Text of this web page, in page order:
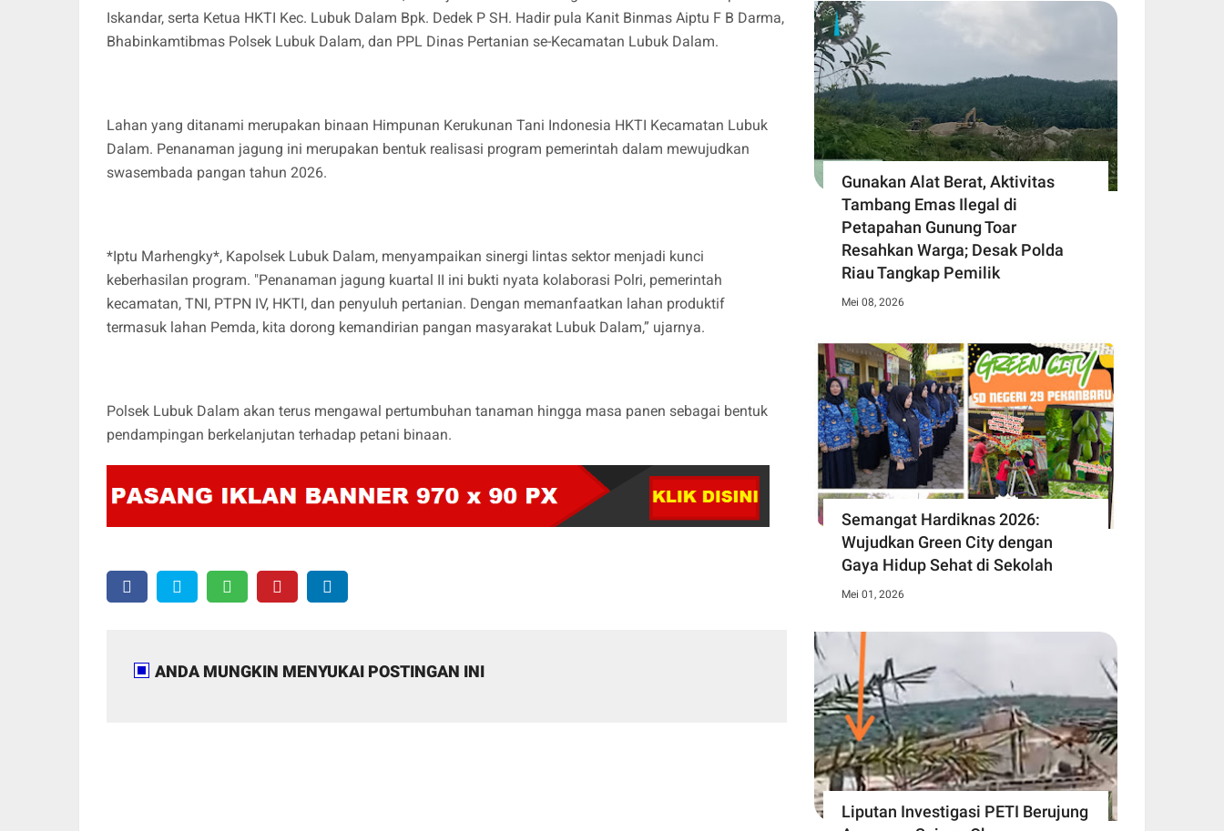
Iskandar, serta Ketua HKTI Kec. Lubuk Dalam Bpk. Dedek P SH. Hadir pula Kanit Binmas Aiptu F B Darma,
Bhabinkamtibmas Polsek Lubuk Dalam, dan PPL Dinas Pertanian se-Kecamatan Lubuk Dalam.
Lahan yang ditanami merupakan binaan Himpunan Kerukunan Tani Indonesia HKTI Kecamatan Lubuk
Dalam. Penanaman jagung ini merupakan bentuk realisasi program pemerintah dalam mewujudkan
swasembada pangan tahun 2026.
*Iptu Marhengky*, Kapolsek Lubuk Dalam, menyampaikan sinergi lintas sektor menjadi kunci
keberhasilan program. "Penanaman jagung kuartal II ini bukti nyata kolaborasi Polri, pemerintah
kecamatan, TNI, PTPN IV, HKTI, dan penyuluh pertanian. Dengan memanfaatkan lahan produktif
termasuk lahan Pemda, kita dorong kemandirian pangan masyarakat Lubuk Dalam,” ujarnya.
Polsek Lubuk Dalam akan terus mengawal pertumbuhan tanaman hingga masa panen sebagai bentuk
pendampingan berkelanjutan terhadap petani binaan.
ANDA MUNGKIN MENYUKAI POSTINGAN INI
Gunakan Alat Berat, Aktivitas
Tambang Emas Ilegal di
Petapahan Gunung Toar
Resahkan Warga; Desak Polda
Riau Tangkap Pemilik
Mei 08, 2026
Semangat Hardiknas 2026:
Wujudkan Green City dengan
Gaya Hidup Sehat di Sekolah
Mei 01, 2026
Liputan Investigasi PETI Berujung